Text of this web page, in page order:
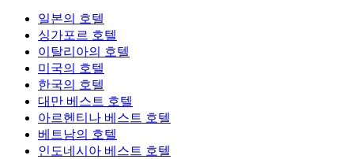
일본의 호텔
싱가포르 호텔
이탈리아의 호텔
미국의 호텔
한국의 호텔
대만 베스트 호텔
아르헨티나 베스트 호텔
베트남의 호텔
인도네시아 베스트 호텔